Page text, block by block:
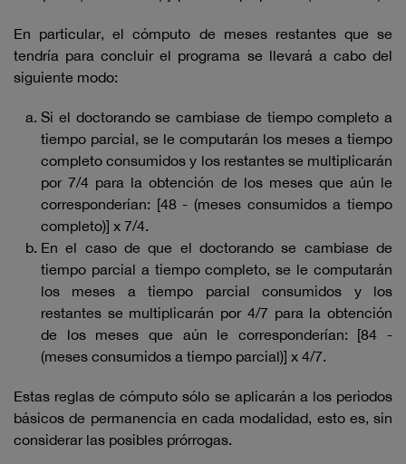
En particular, el cómputo de meses restantes que se
tendría para concluir el programa se llevará a cabo del
siguiente modo:
Si el doctorando se cambiase de tiempo completo a
tiempo parcial, se le computarán los meses a tiempo
completo consumidos y los restantes se multiplicarán
por 7/4 para la obtención de los meses que aún le
corresponderían: [48 - (meses consumidos a tiempo
completo)] x 7/4.
En el caso de que el doctorando se cambiase de
tiempo parcial a tiempo completo, se le computarán
los meses a tiempo parcial consumidos y los
restantes se multiplicarán por 4/7 para la obtención
de los meses que aún le corresponderían: [84 -
(meses consumidos a tiempo parcial)] x 4/7.
Estas reglas de cómputo sólo se aplicarán a los periodos
básicos de permanencia en cada modalidad, esto es, sin
considerar las posibles prórrogas.